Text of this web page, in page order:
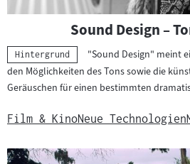
Sound Design –
Kategorie:
Hintergrund
"Sound Design" meint
den Möglichkeiten des Tons sowie die
Geräuschen für einen bestimmten
Film & KinoNeue Technologien